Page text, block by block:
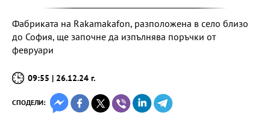
Фабриката на Rakamakafon, разположена в село близо
до София, ще започне да изпълнява поръчки от
февруари
09:55 | 26.12.24 г.
СПОДЕЛИ: